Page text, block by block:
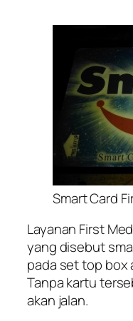
Smart Card
Layanan First
yang disebut
pada set top box
Tanpa kartu
akan jalan.